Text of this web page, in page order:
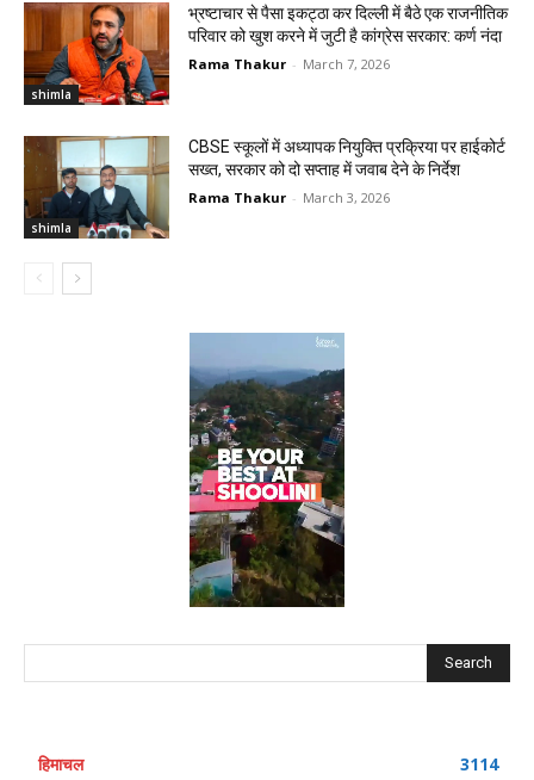
shimla
भ्रष्टाचार से पैसा इकट्ठा कर दिल्ली में बैठे एक राजनीतिक
परिवार को खुश करने में जुटी है कांग्रेस सरकार: कर्ण नंदा
Rama Thakur - March 7, 2026
shimla
CBSE स्कूलों में अध्यापक नियुक्ति प्रक्रिया पर हाईकोर्ट
सख्त, सरकार को दो सप्ताह में जवाब देने के निर्देश
Rama Thakur - March 3, 2026
Search
हिमाचल
3114